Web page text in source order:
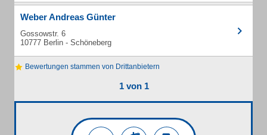
Weber Andreas Günter
Gossowstr. 6
10777 Berlin - Schöneberg
Bewertungen stammen von Drittanbietern
1 von 1